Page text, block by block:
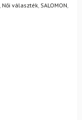
Női választék SALOMON